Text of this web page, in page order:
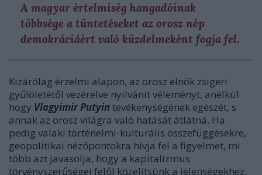
A magyar értelmiség hangadóinak
többsége a tüntetéseket az orosz nép
demokráciáért való küzdelmeként fogja fel.
Kizárólag érzelmi alapon, az orosz elnök zsigeri
gyűlöletétől vezérelve nyilvánít véleményt, anélkül
hogy Vlagyimir Putyintevékenységének egészét, s
annak az orosz világra való hatását átlátná. Ha
pedig valaki történelmi-kulturális összefüggésekre,
geopolitikai nézőpontokra hívja fel a figyelmet, mi
több azt javasolja, hogy a kapitalizmus
törvényszerűségei felől közelítsünk a jelenségekhez,